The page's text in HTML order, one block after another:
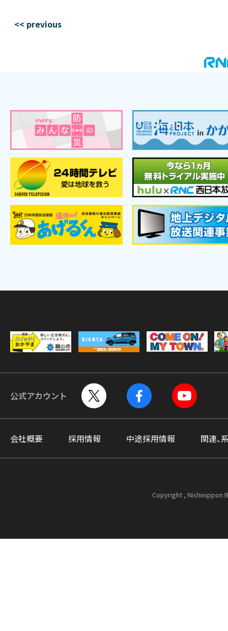
<< previous
公式アカウント
会社概要 採用情報 中途採用情報 関連、
Copyright , Nishinippon